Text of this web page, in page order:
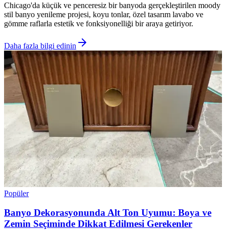
Chicago'da küçük ve penceresiz bir banyoda gerçekleştirilen moody
stil banyo yenileme projesi, koyu tonlar, özel tasarım lavabo ve
gömme raflarla estetik ve fonksiyonelliği bir araya getiriyor.
Daha fazla bilgi edinin
Popüler
Banyo Dekorasyonunda Alt Ton Uyumu: Boya ve
Zemin Seçiminde Dikkat Edilmesi Gerekenler